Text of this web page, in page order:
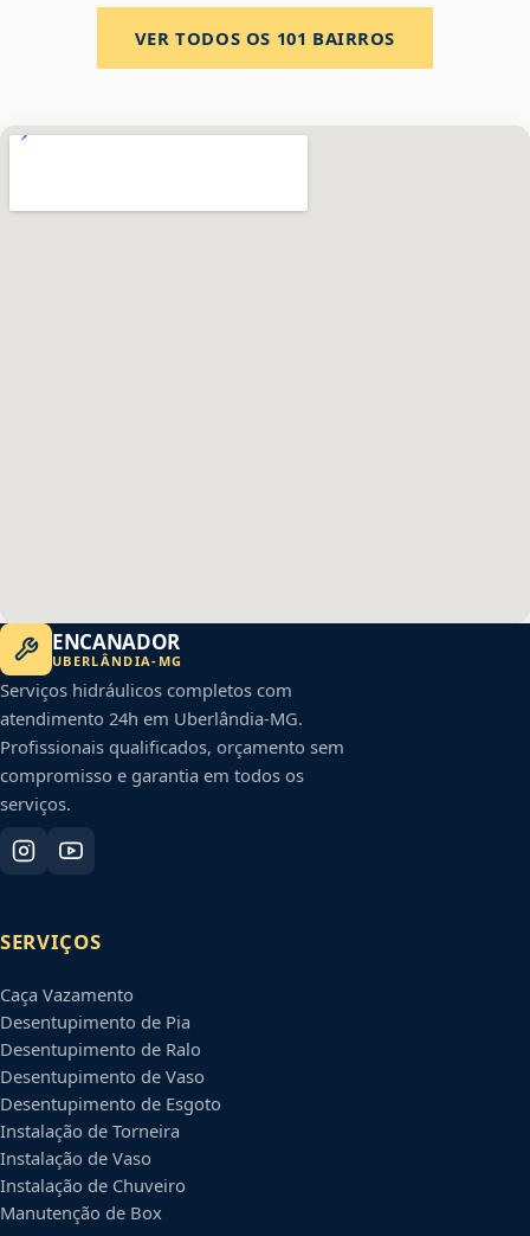
VER TODOS OS 101 BAIRROS
ENCANADOR
UBERLÂNDIA- MG
Serviços hidráulicos completos com
atendimento 24h em Uberlândia-MG.
Profissionais qualificados, orçamento sem
compromisso e garantia em todos os
serviços.
SERVIÇOS
Caça Vazamento
Desentupimento de Pia
Desentupimento de Ralo
Desentupimento de Vaso
Desentupimento de Esgoto
Instalação de Torneira
Instalação de Vaso
Instalação de Chuveiro
Manutenção de Box